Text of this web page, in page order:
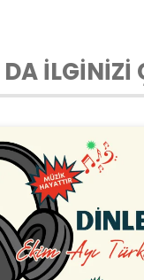
İLGİNİZİ